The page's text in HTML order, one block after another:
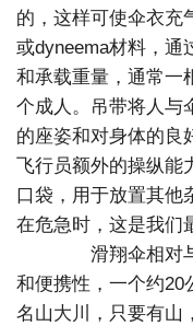
的，这样可使伞衣充
或dyneema材料，通
和承载重量，通常一
个成人。吊带将人与
的座姿和对身体的良
飞行员额外的操纵能
口袋，用于放置其他
在危急时，这是我们
滑翔伞相对与
和便携性，一个约20
名山大川，只要有山